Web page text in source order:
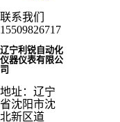
联系我们
15509826717
辽宁利锐自动化
仪器仪表有限公
司
地址：辽宁
省沈阳市沈
北新区道